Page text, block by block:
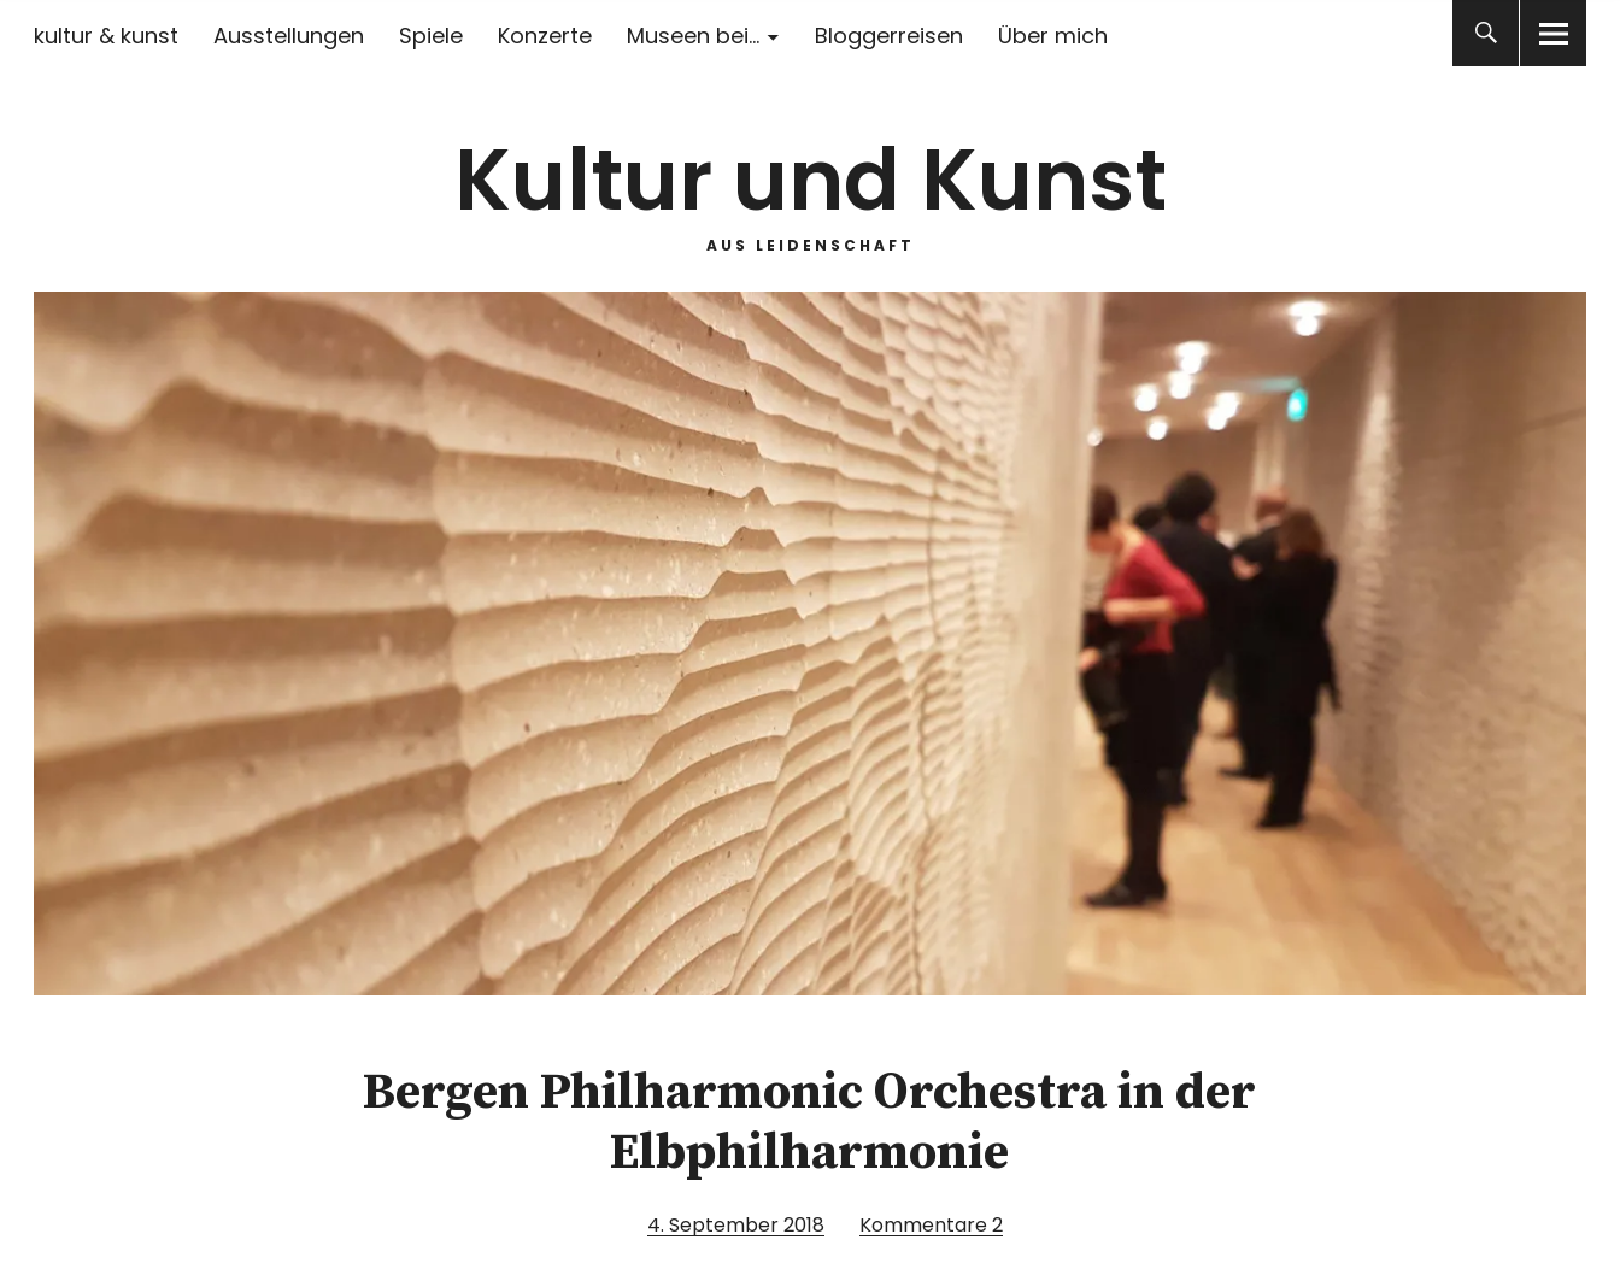
kultur & kunst Ausstellungen Spiele Konzerte Museen bei… Bloggerreisen Über mich
Kultur und Kunst
AUS LEIDENSCHAFT
Bergen Philharmonic Orchestra in der
Elbphilharmonie
4. September 2018 Kommentare2